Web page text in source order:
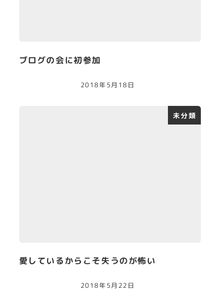
ブログの会に初参加
2018年5月18日
未分類
愛しているからこそ失うのが怖い
2018年5月22日